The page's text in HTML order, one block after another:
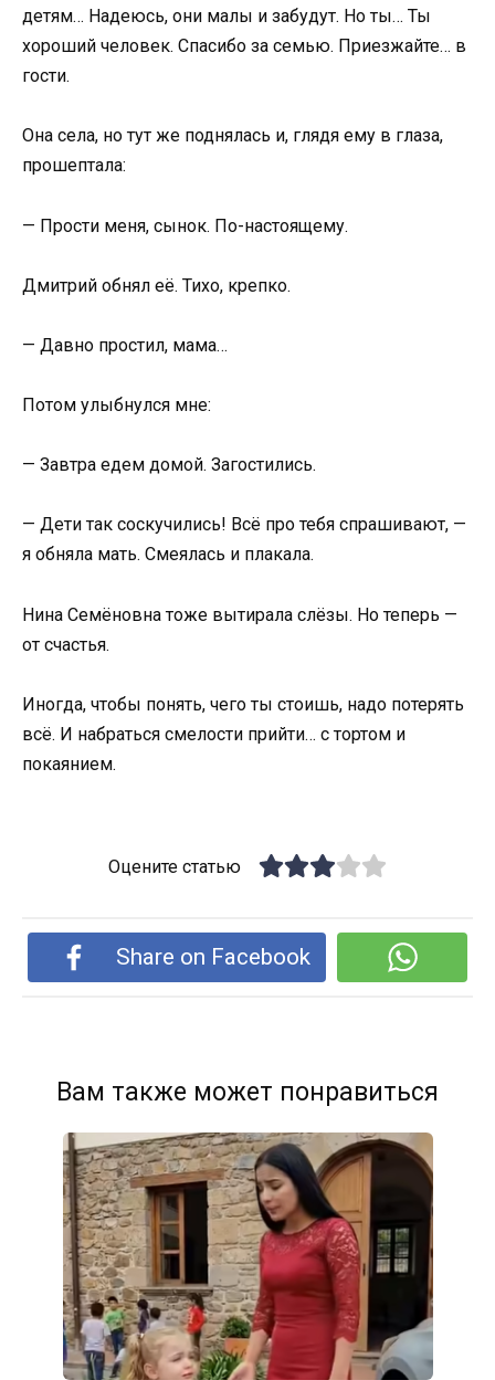
детям… Надеюсь, они малы и забудут. Но ты… Ты
хороший человек. Спасибо за семью. Приезжайте… в
гости.
Она села, но тут же поднялась и, глядя ему в глаза,
прошептала:
— Прости меня, сынок. По-настоящему.
Дмитрий обнял её. Тихо, крепко.
— Давно простил, мама…
Потом улыбнулся мне:
— Завтра едем домой. Загостились.
— Дети так соскучились! Всё про тебя спрашивают, —
я обняла мать. Смеялась и плакала.
Нина Семёновна тоже вытирала слёзы. Но теперь —
от счастья.
Иногда, чтобы понять, чего ты стоишь, надо потерять
всё. И набраться смелости прийти… с тортом и
покаянием.
Оцените статью
Share on Facebook
Вам также может понравиться